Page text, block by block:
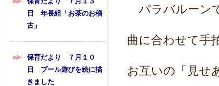
日 年長組「お茶のお稽
古」
保育だより ７月１０
日 プール遊びを絵に描
きました
パラバルーン
曲に合わせて手
お互いの「見せ